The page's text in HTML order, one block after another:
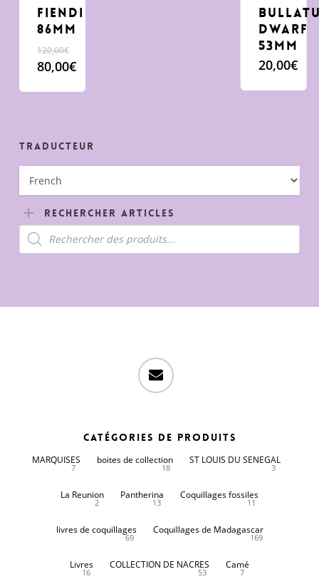
fiendi
86mm
120,00€
Le
initial
80,00€
prix
80,00€.
dwarf
53mm
20,00€
Traducteur
Rechercher Articles
Recherche
de
produits
email
Catégories de produits
MARQUISES
7
boites de collection
18
ST LOUIS DU SENEGAL
3
La Reunion
2
Pantherina
13
Coquillages fossiles
11
livres de coquillages
69
Coquillages de Madagascar
169
Livres
16
COLLECTION DE NACRES
53
Camé
7